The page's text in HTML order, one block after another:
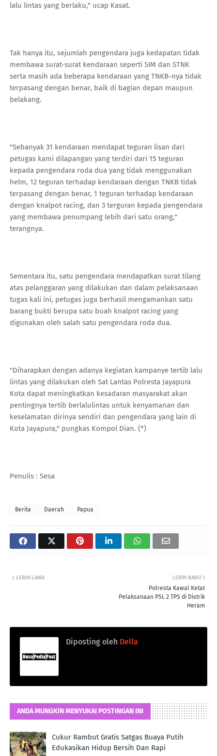
lalu lintas yang berlaku," ucap Kasat.
Tak hanya itu, sejumlah pengendara juga kedapatan tidak
membawa surat-surat kendaraan seperti SIM dan STNK
serta masih ada beberapa kendaraan yang TNKB-nya tidak
terpasang dengan benar, baik di bagian depan maupun
belakang.
"Sebanyak 31 kendaraan mendapat teguran lisan dari
petugas kami dilapangan yang terdiri dari 15 teguran
kepada pengendara roda dua yang tidak menggunakan
helm, 12 teguran terhadap kendaraan dengan TNKB tidak
terpasang dengan benar, 1 teguran terhadap kendaraan
dengan knalpot racing, dan 3 terguran kepada pengendara
yang membawa penumpang lebih dari satu orang,"
terangnya.
Sementara itu, satu pengendara mendapatkan surat tilang
atas pelanggaran yang dilakukan dan dalam pelaksanaan
tugas kali ini, petugas juga berhasil mengamankan satu
barang bukti berupa satu buah knalpot racing yang
digunakan oleh salah satu pengendara roda dua.
"Diharapkan dengan adanya kegiatan kampanye tertib lalu
lintas yang dilakukan oleh Sat Lantas Polresta Jayapura
Kota dapat meningkatkan kesadaran masyarakat akan
pentingnya tertib berlalulintas untuk kenyamanan dan
keselamatan dirinya sendiri dan pengendara yang lain di
Kota Jayapura," pungkas Kompol Dian. (*)
Penulis : Sesa
Berita Daerah Papua
LEBIH BARU
Polresta Kawal Ketat
Pelaksanaan PSL 2 TPS di Distrik
Heram
LEBIH LAMA
Diposting oleh Della
ANDA MUNGKIN MENYUKAI POSTINGAN INI
Cukur Rambut Gratis Satgas Buaya Putih
Edukasikan Hidup Bersih Dan Rapi